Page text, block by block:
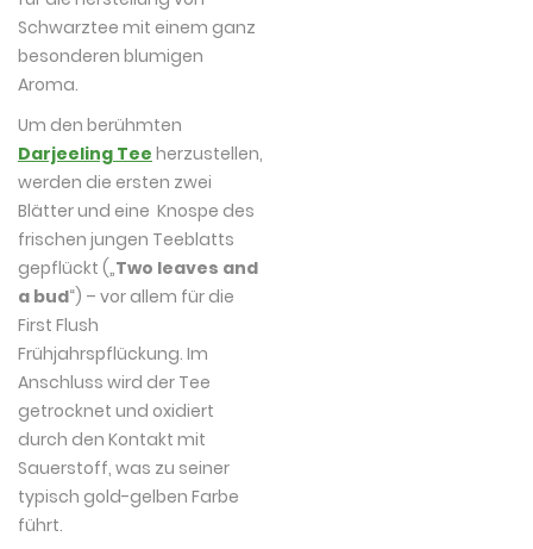
Schwarztee mit einem ganz
besonderen blumigen
Aroma.
Um den berühmten
Darjeeling Tee herzustellen,
werden die ersten zwei
Blätter und eine Knospe des
frischen jungen Teeblatts
gepflückt („Two leaves and
a bud“) – vor allem für die
First Flush
Frühjahrspflückung. Im
Anschluss wird der Tee
getrocknet und oxidiert
durch den Kontakt mit
Sauerstoff, was zu seiner
typisch gold-gelben Farbe
führt.